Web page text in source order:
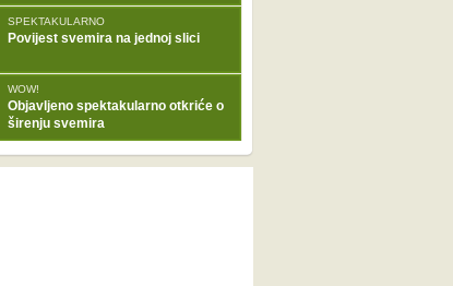
SPEKTAKULARNO
Povijest svemira na jednoj slici
WOW!
Objavljeno spektakularno otkriće o
širenju svemira